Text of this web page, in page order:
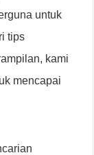
untuk
tips
kami
mencapai